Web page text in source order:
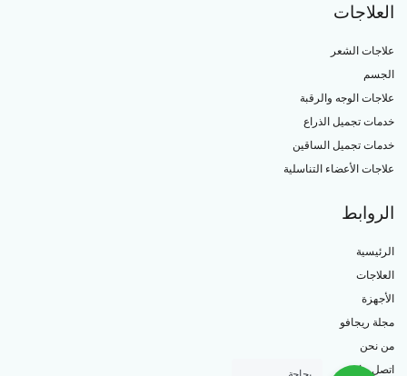
العلاجات
علاجات الشعر
الجسم
علاجات الوجه والرقبة
خدمات تجميل الذراع
خدمات تجميل الساقين
علاجات الأعضاء التناسلية
الروابط
الرئيسية
العلاجات
الأجهزة
مجلة ريجافو
من نحن
اتصل بنا